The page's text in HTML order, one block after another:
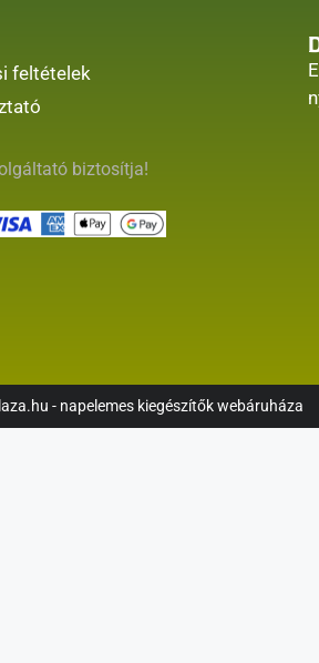
feltételek
biztosítja!
- napelemes kiegészítők webáruháza